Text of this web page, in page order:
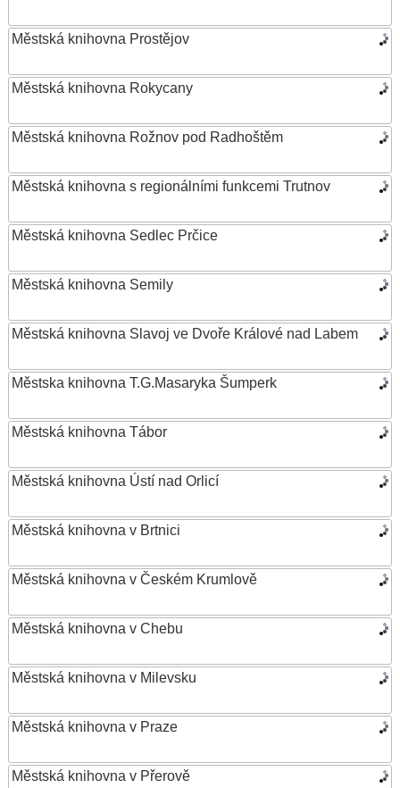
Městská knihovna Prostějov
Městská knihovna Rokycany
Městská knihovna Rožnov pod Radhoštěm
Městská knihovna s regionálními funkcemi Trutnov
Městská knihovna Sedlec Prčice
Městská knihovna Semily
Městská knihovna Slavoj ve Dvoře Králové nad Labem
Městska knihovna T.G.Masaryka Šumperk
Městská knihovna Tábor
Městská knihovna Ústí nad Orlicí
Městská knihovna v Brtnici
Městská knihovna v Českém Krumlově
Městská knihovna v Chebu
Městská knihovna v Milevsku
Městská knihovna v Praze
Městská knihovna v Přerově